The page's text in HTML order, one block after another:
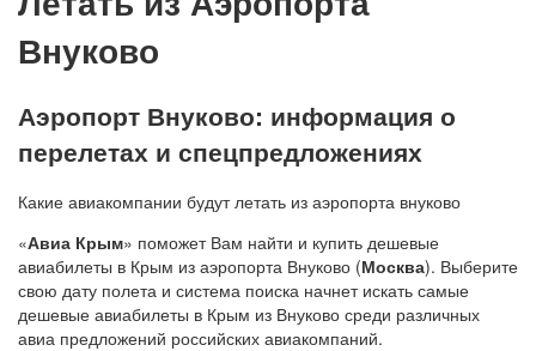
Внуково
Аэропорт Внуково: информация о
перелетах и спецпредложениях
Какие авиакомпании будут летать из аэропорта внуково
«Авиа Крым» поможет Вам найти и купить дешевые
авиабилеты в Крым из аэропорта Внуково (Москва). Выберите
свою дату полета и система поиска начнет искать самые
дешевые авиабилеты в Крым из Внуково среди различных
авиа предложений российских авиакомпаний.